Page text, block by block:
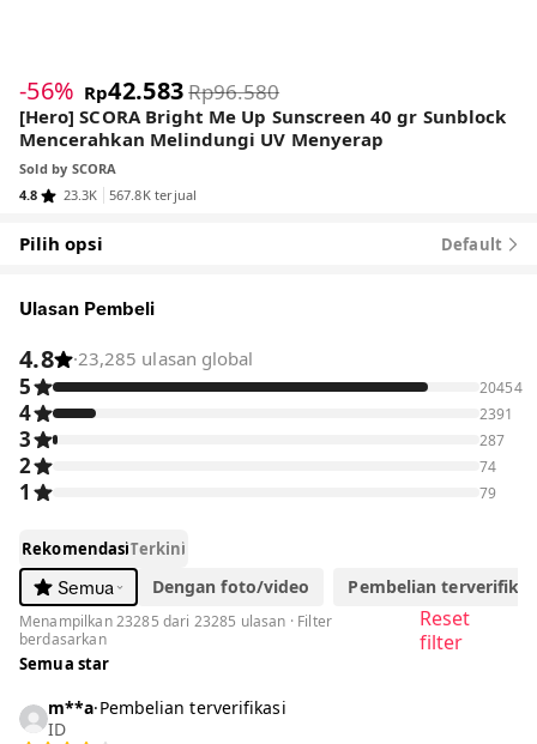
-56% Rp42.583Rp96.580
[Hero] SCORA Bright Me Up Sunscreen 40 gr Sunblock
Mencerahkan Melindungi UV Menyerap
Sold bySCORA
4.8
23.3K 567.8K terjual
Pilih opsi Default
Ulasan Pembeli
4.8 ·23,285 ulasan global
5 20454
4 2391
3 287
2 74
1 79
RekomendasiTerkini
Semua
Dengan foto/video Pembelian terverifikasi
Menampilkan 23285 dari 23285 ulasan · Filter
berdasarkan
Reset
filter
Semua star
m**a·Pembelian terverifikasi
ID